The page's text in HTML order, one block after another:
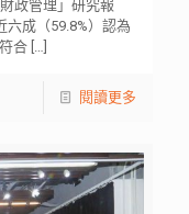
政管理」研究報
成（59.8%）認為
合[…]
閱讀更多